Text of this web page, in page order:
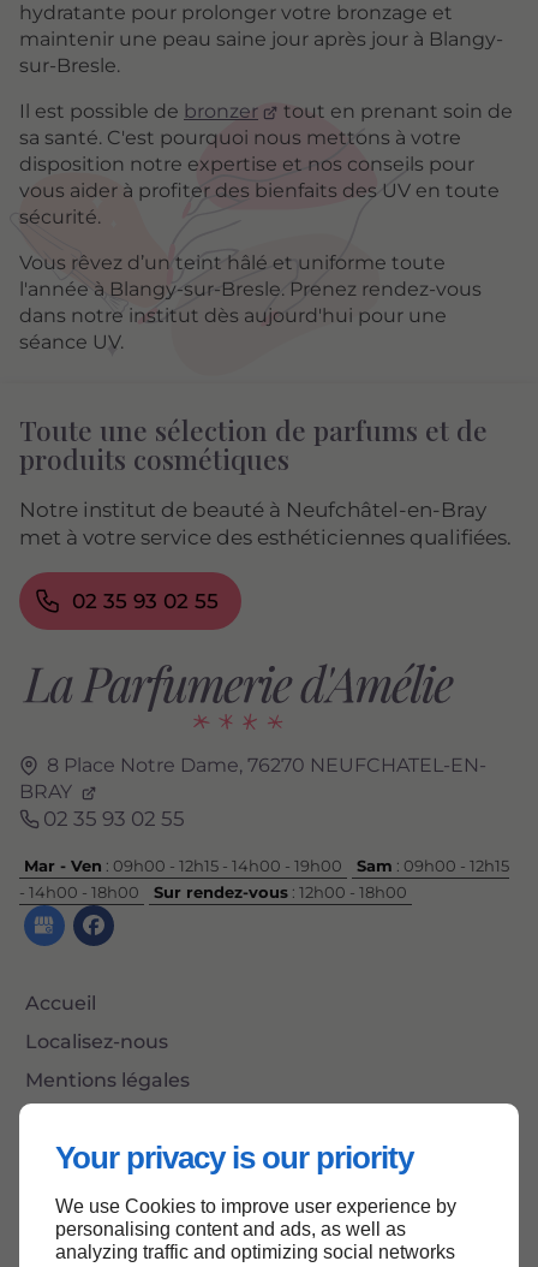
Your privacy is our priority
We use Cookies to improve user experience by
personalising content and ads, as well as
analyzing traffic and optimizing social networks
hydratante pour prolonger votre bronzage et
maintenir une peau saine jour après jour à Blangy-
sur-Bresle.
Il est possible de bronzer
tout en prenant soin de
sa santé. C'est pourquoi nous mettons à votre
disposition notre expertise et nos conseils pour
vous aider à profiter des bienfaits des UV en toute
sécurité.
Vous rêvez d’un teint hâlé et uniforme toute
l'année à Blangy-sur-Bresle. Prenez rendez-vous
dans notre institut dès aujourd'hui pour une
séance UV.
8 Place Notre Dame, 76270 NEUFCHATEL-EN-
BRAY
02 35 93 02 55
Mar - Ven : 09h00 - 12h15 - 14h00 - 19h00 Sam : 09h00 - 12h15
- 14h00 - 18h00
Sur rendez-vous : 12h00 - 18h00
Accueil
Localisez-nous
Mentions légales
Toute une sélection de parfums et de
produits cosmétiques
Notre institut de beauté à Neufchâtel-en-Bray
met à votre service des esthéticiennes qualifiées.
02 35 93 02 55
Haut de page